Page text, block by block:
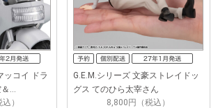
ッコイ ドラ
…
）
G.E.M.シリーズ 文豪ストレイドッ
グス てのひら太宰さん
8,800円（税込）